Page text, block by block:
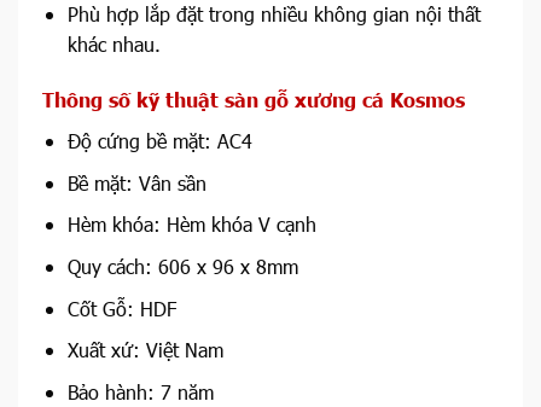
Phù hợp lắp đặt trong nhiều không gian nội thất
khác nhau.
Thông số kỹ thuật sàn gỗ xương cá Kosmos
Độ cứng bề mặt: AC4
Bề mặt: Vân sần
Hèm khóa: Hèm khóa V cạnh
Quy cách: 606 x 96 x 8mm
Cốt Gỗ: HDF
Xuất xứ: Việt Nam
Bảo hành: 7 năm